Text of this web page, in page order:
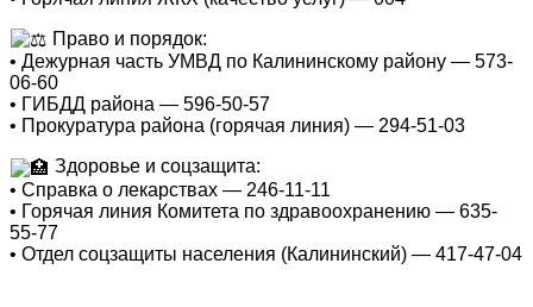
Право и порядок:
• Дежурная часть УМВД по Калининскому району — 573-
06-60
• ГИБДД района — 596-50-57
• Прокуратура района (горячая линия) — 294-51-03
Здоровье и соцзащита:
• Справка о лекарствах — 246-11-11
• Горячая линия Комитета по здравоохранению — 635-
55-77
• Отдел соцзащиты населения (Калининский) — 417-47-04